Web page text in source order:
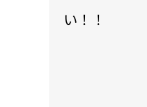
い！！